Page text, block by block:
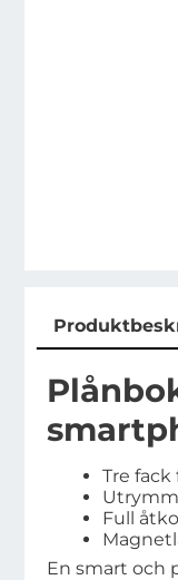
Tre
Full
En smart och